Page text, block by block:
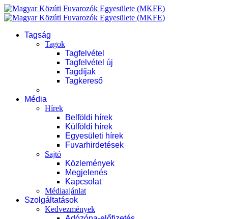
Tagság
Tagok
Tagfelvétel
Tagfelvétel új
Tagdíjak
Tagkereső
Média
Hírek
Belföldi hírek
Külföldi hírek
Egyesületi hírek
Fuvarhirdetések
Sajtó
Közlemények
Megjelenés
Kapcsolat
Médiaajánlat
Szolgáltatások
Kedvezmények